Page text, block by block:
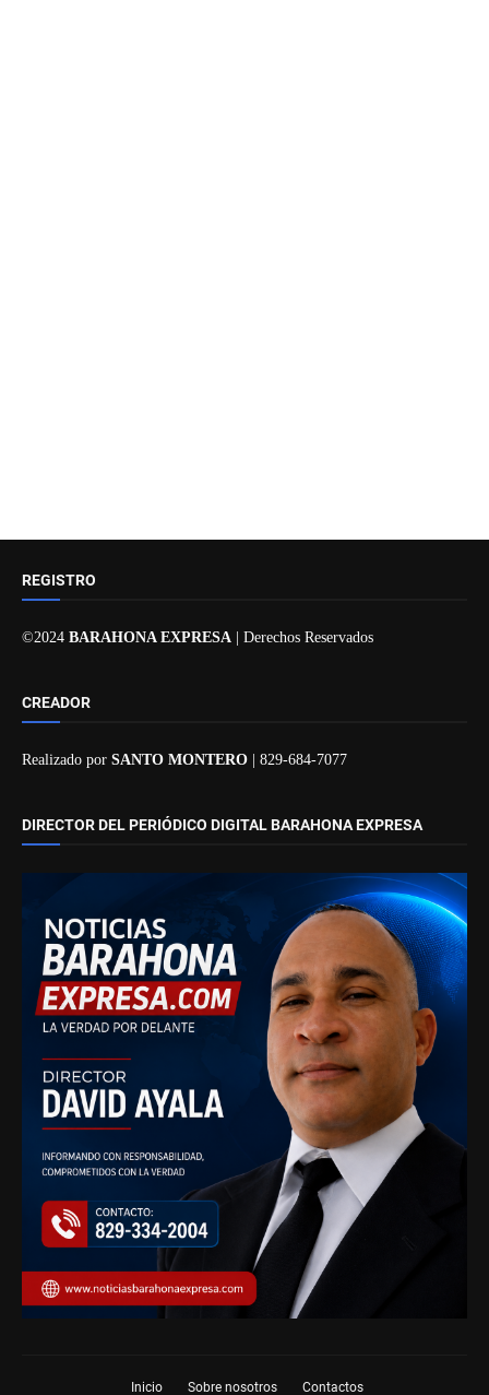
REGISTRO
©2024 BARAHONA EXPRESA | Derechos Reservados
CREADOR
Realizado por SANTO MONTERO | 829-684-7077
DIRECTOR DEL PERIÓDICO DIGITAL BARAHONA EXPRESA
Inicio Sobre nosotros Contactos